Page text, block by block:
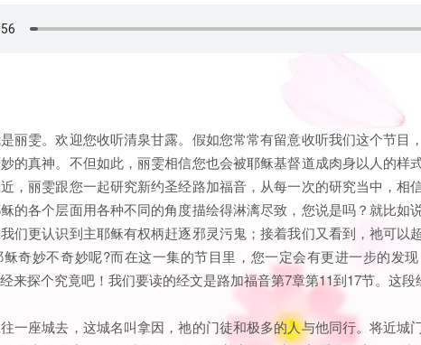
丽雯。欢迎您收听清泉甘露。假如您常常有留意收听我们这个节目
的真神。不但如此，丽雯相信您也会被耶稣基督道成肉身以人的样
，丽雯跟您一起研究新约圣经路加福音，从每一次的研究当中，相
的各个层面用各种不同的角度描绘得淋漓尽致，您说是吗？就比如
们更认识到主耶稣有权柄赶逐邪灵污鬼；接着我们又看到，祂可以
奇妙不奇妙呢?而在这一集的节目里，您一定会有更进一步的发
来探个究竟吧！我们要读的经文是路加福音第7章第11到17节。这段
往一座城去，这城名叫拿因，祂的门徒和极多的人与他同行。将近城